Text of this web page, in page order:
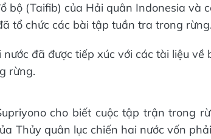
bộ (Taifib) của Hải quân Indonesia và
tổ chức các bài tập tuần tra trong rừng.
đã được tiếp xúc với các tài liệu
rừng.
cho biết cuộc tập trận trong
Thủy quân lục chiến hai nước vốn